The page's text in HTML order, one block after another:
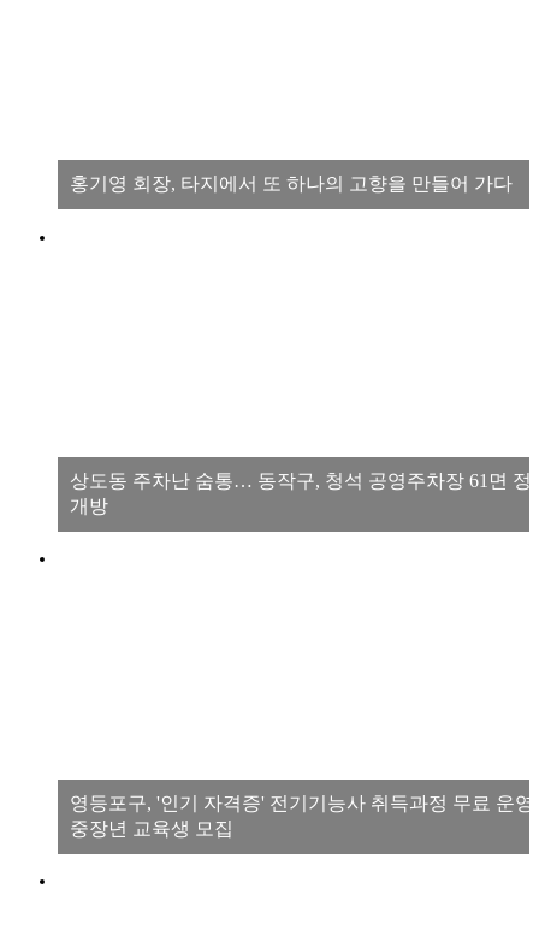
홍기영 회장, 타지에서 또 하나의 고향을 만들어 가다
상도동 주차난 숨통… 동작구, 청석 공영주차장 61면 정
개방
영등포구, '인기 자격증' 전기기능사 취득과정 무료 운
중장년 교육생 모집